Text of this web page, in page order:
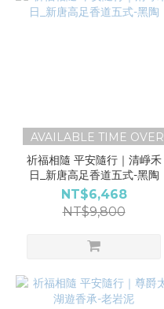
AVAILABLE TIME OVER
祈福相隨 平安隨行｜清崢禾
日_新唐高足香道五式-黑陶
NT$6,468
NT$9,800